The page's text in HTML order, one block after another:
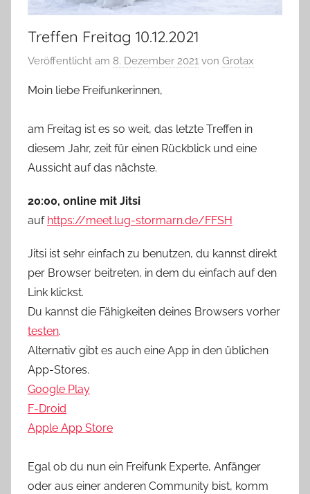
Treffen Freitag 10.12.2021
Veröffentlicht am 8. Dezember 2021 von Grotax
Moin liebe Freifunkerinnen,
am Freitag ist es so weit, das letzte Treffen in
diesem Jahr, zeit für einen Rückblick und eine
Aussicht auf das nächste.
20:00, online mit Jitsi
auf https://meet.lug-stormarn.de/FFSH
Jitsi ist sehr einfach zu benutzen, du kannst direkt
per Browser beitreten, in dem du einfach auf den
Link klickst.
Du kannst die Fähigkeiten deines Browsers vorher
testen.
Alternativ gibt es auch eine App in den üblichen
App-Stores.
Google Play
F-Droid
Apple App Store
Egal ob du nun ein Freifunk Experte, Anfänger
oder aus einer anderen Community bist, komm